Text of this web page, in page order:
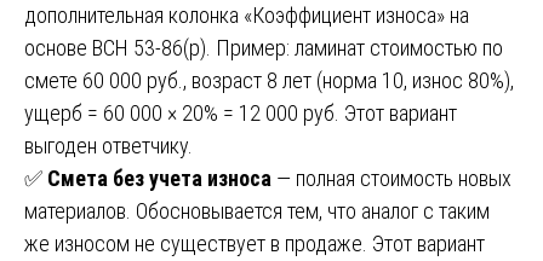
дополнительная колонка «Коэффициент износа» на
основе ВСН 53-86(р). Пример: ламинат стоимостью по
смете 60 000 руб., возраст 8 лет (норма 10, износ 80%),
ущерб = 60 000 × 20% = 12 000 руб. Этот вариант
выгоден ответчику.
✅ Смета без учета износа — полная стоимость новых
материалов. Обосновывается тем, что аналог с таким
же износом не существует в продаже. Этот вариант